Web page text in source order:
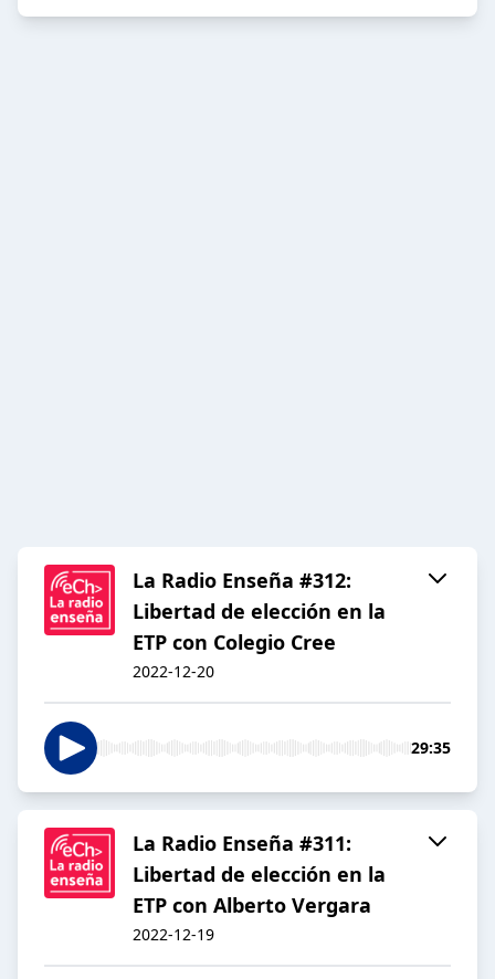
La Radio Enseña #312:
Libertad de elección en la
ETP con Colegio Cree
2022-12-20
29:35
La Radio Enseña #311:
Libertad de elección en la
ETP con Alberto Vergara
2022-12-19